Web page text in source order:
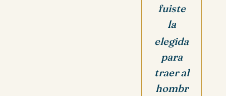
fuiste
la
elegida
para
traer al
hombr